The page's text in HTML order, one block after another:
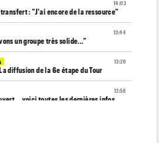
14:03
: "J'ai encore de la ressource"
13:44
un groupe très solide..."
13:20
diffusion de la 6e étape du Tour
12:58
voici toutes les dernières infos